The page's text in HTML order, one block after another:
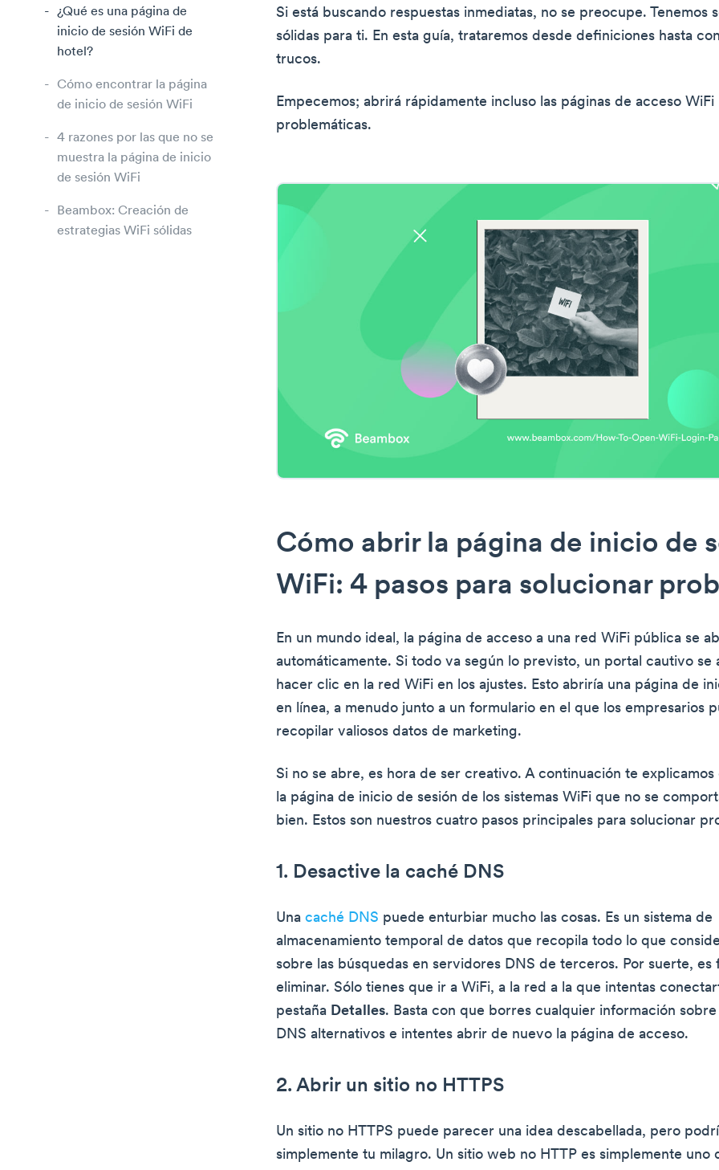
¿Qué es una página de
inicio de sesión WiFi de
hotel?
Cómo encontrar la página
de inicio de sesión WiFi
4 razones por las que no se
muestra la página de inicio
de sesión WiFi
Beambox: Creación de
estrategias WiFi sólidas
Si está buscando respuestas inmediatas, no se preocupe. Tenemos
sólidas para ti. En esta guía, trataremos desde definiciones hasta
trucos.
Empecemos; abrirá rápidamente incluso las páginas de acceso WiFi
problemáticas.
Cómo abrir la página de inicio de
WiFi: 4 pasos para solucionar
En un mundo ideal, la página de acceso a una red WiFi pública se
automáticamente. Si todo va según lo previsto, un portal cautivo se
hacer clic en la red WiFi en los ajustes. Esto abriría una página de
en línea, a menudo junto a un formulario en el que los empresarios
recopilar valiosos datos de marketing.
Si no se abre, es hora de ser creativo. A continuación te
la página de inicio de sesión de los sistemas WiFi que no se
bien. Estos son nuestros cuatro pasos principales para solucionar
1. Desactive la caché DNS
Una caché DNS puede enturbiar mucho las cosas. Es un sistema de
almacenamiento temporal de datos que recopila todo lo que
sobre las búsquedas en servidores DNS de terceros. Por suerte, es
eliminar. Sólo tienes que ir a WiFi, a la red a la que intentas
pestaña Detalles. Basta con que borres cualquier información
DNS alternativos e intentes abrir de nuevo la página de acceso.
2. Abrir un sitio no HTTPS
Un sitio no HTTPS puede parecer una idea descabellada, pero
simplemente tu milagro. Un sitio web no HTTP es simplemente uno